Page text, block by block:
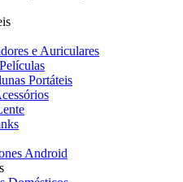
e Auriculares
Portáteis
Android